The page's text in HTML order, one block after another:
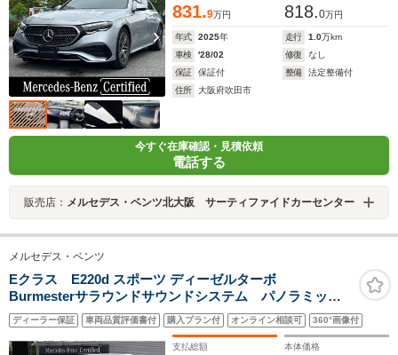
831.9万円 818.0万円
年式 2025年 走行 1.0万km
車検
'28/02 修復
なし
保証
保証付 整備
法定整備付
住所
大阪府吹田市
今すぐ在庫確認・見積依頼
電話する
販売店： メルセデス・ベンツ北大阪 サーティファイドカーセンター
メルセデス・ベンツ
Eクラス E220d スポーツ ディーゼルターボ
Burmesterサラウンドサウンドシステム パノラミック
スライディングルーフ アンビエントライト クライメ
ートコントロール ヘッドアップディスプレイ ワイヤ
レスチャージング メモリー付パワーシート
ディーラー保証 車両品質評価書付 購入プラン付 オンライン相談可 360°画像付
支払総額 本体価格